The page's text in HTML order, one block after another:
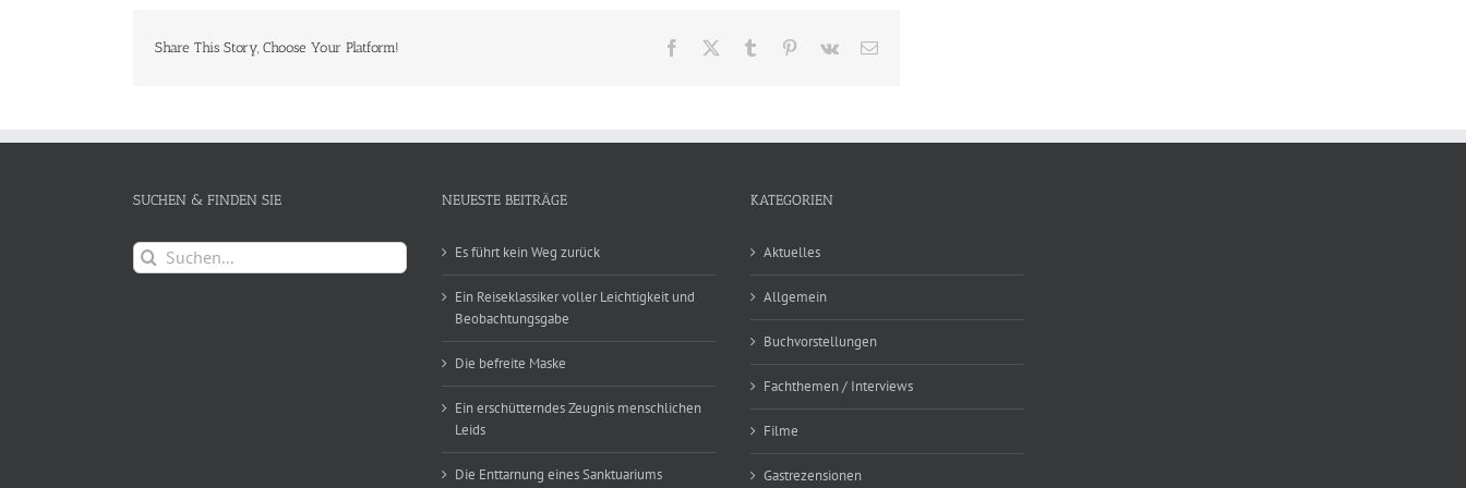
Share This Story, Choose Your Platform!
Facebook Tumblr Pinterest
Vk
E-
SUCHEN & FINDEN SIE
Suche
nach:
NEUESTE BEITRÄGE
Es führt kein Weg zurück
Ein Reiseklassiker voller Leichtigkeit und
Beobachtungsgabe
Die befreite Maske
Ein erschütterndes Zeugnis menschlichen
Leids
Die Enttarnung eines Sanktuariums
KATEGORIEN
Aktuelles
Allgemein
Buchvorstellungen
Fachthemen / Interviews
Filme
Gastrezensionen